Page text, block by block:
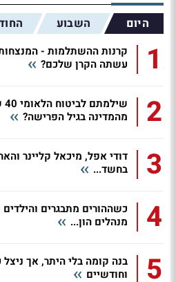
היום השבוע
1
קרנות ההשתלמות -
עשתה הקרן שלכם?
2
מהמדינה בגיל הפרישה?
3
דודי אפל, מיכאל קליינר
בחשד...
4
כשההורים מתבגרים
מנהלים הון...
5
בנה קומה בלי היתר, אך
וחודשיים